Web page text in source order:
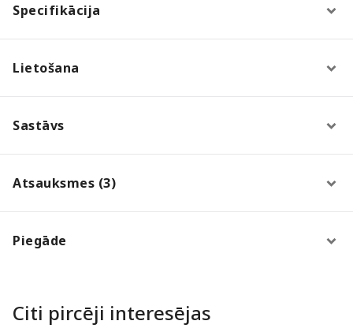
Specifikācija
Lietošana
Sastāvs
Atsauksmes (3)
Piegāde
Citi pircēji interesējas